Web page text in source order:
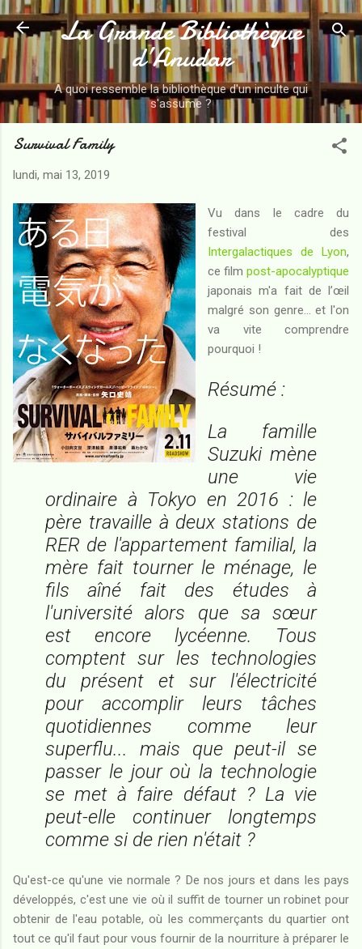
Accéder au contenu principal
La Grande Bibliothèque
d’Anudar
A quoi ressemble la bibliothèque d'un inculte qui
s'assume ?
Survival Family
lundi, mai 13, 2019
Vu dans le cadre du
festival des
Intergalactiques de Lyon,
ce film post-apocalyptique
japonais m'a fait de l’œil
malgré son genre... et l'on
va vite comprendre
pourquoi !
Résumé :
La famille
Suzuki mène
une vie
ordinaire à Tokyo en 2016 : le
père travaille à deux stations de
RER de l'appartement familial, la
mère fait tourner le ménage, le
fils aîné fait des études à
l'université alors que sa sœur
est encore lycéenne. Tous
comptent sur les technologies
du présent et sur l'électricité
pour accomplir leurs tâches
quotidiennes comme leur
superflu... mais que peut-il se
passer le jour où la technologie
se met à faire défaut ? La vie
peut-elle continuer longtemps
comme si de rien n'était ?
Qu'est-ce qu'une vie normale ? De nos jours et dans les pays
développés, c'est une vie où il suffit de tourner un robinet pour
obtenir de l'eau potable, où les commerçants du quartier ont
tout ce qu'il faut pour vous fournir de la nourriture à préparer le